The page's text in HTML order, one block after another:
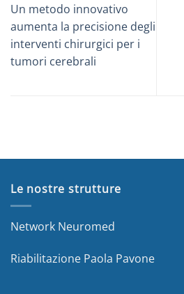
Un metodo innovativo
aumenta la precisione degli
interventi chirurgici per i
tumori cerebrali
Le nostre strutture
Network Neuromed
Riabilitazione Paola Pavone